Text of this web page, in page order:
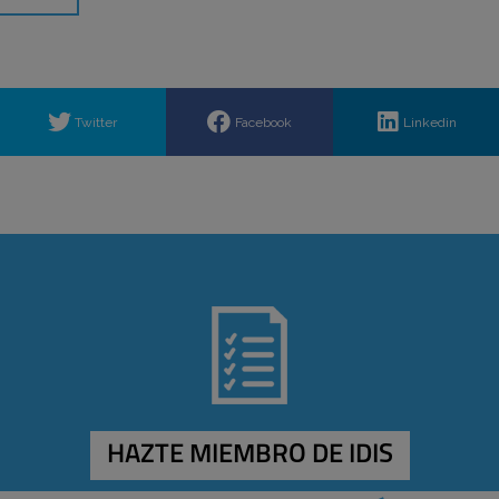
Twitter Facebook Linkedin
HAZTE MIEMBRO DE IDIS